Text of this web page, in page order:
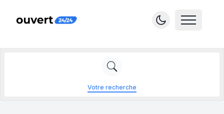
Votre recherche